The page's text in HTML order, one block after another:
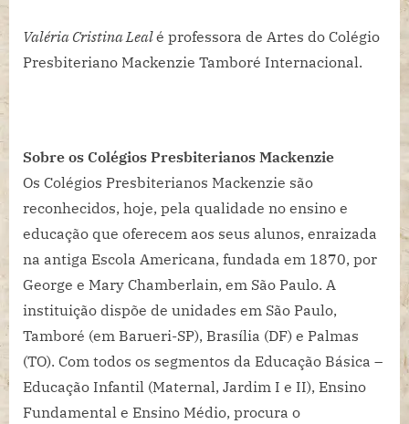
Valéria Cristina Lealé professora de Artes do Colégio
Presbiteriano Mackenzie Tamboré Internacional.
Sobre os Colégios Presbiterianos Mackenzie
Os Colégios Presbiterianos Mackenzie são
reconhecidos, hoje, pela qualidade no ensino e
educação que oferecem aos seus alunos, enraizada
na antiga Escola Americana, fundada em 1870, por
George e Mary Chamberlain, em São Paulo. A
instituição dispõe de unidades em São Paulo,
Tamboré (em Barueri-SP), Brasília (DF) e Palmas
(TO). Com todos os segmentos da Educação Básica –
Educação Infantil (Maternal, Jardim I e II), Ensino
Fundamental e Ensino Médio, procura o